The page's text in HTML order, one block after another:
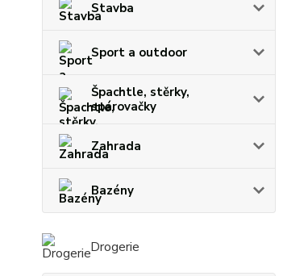
Stavba
Sport a outdoor
Špachtle, stěrky,
spárovačky
Zahrada
Bazény
Drogerie